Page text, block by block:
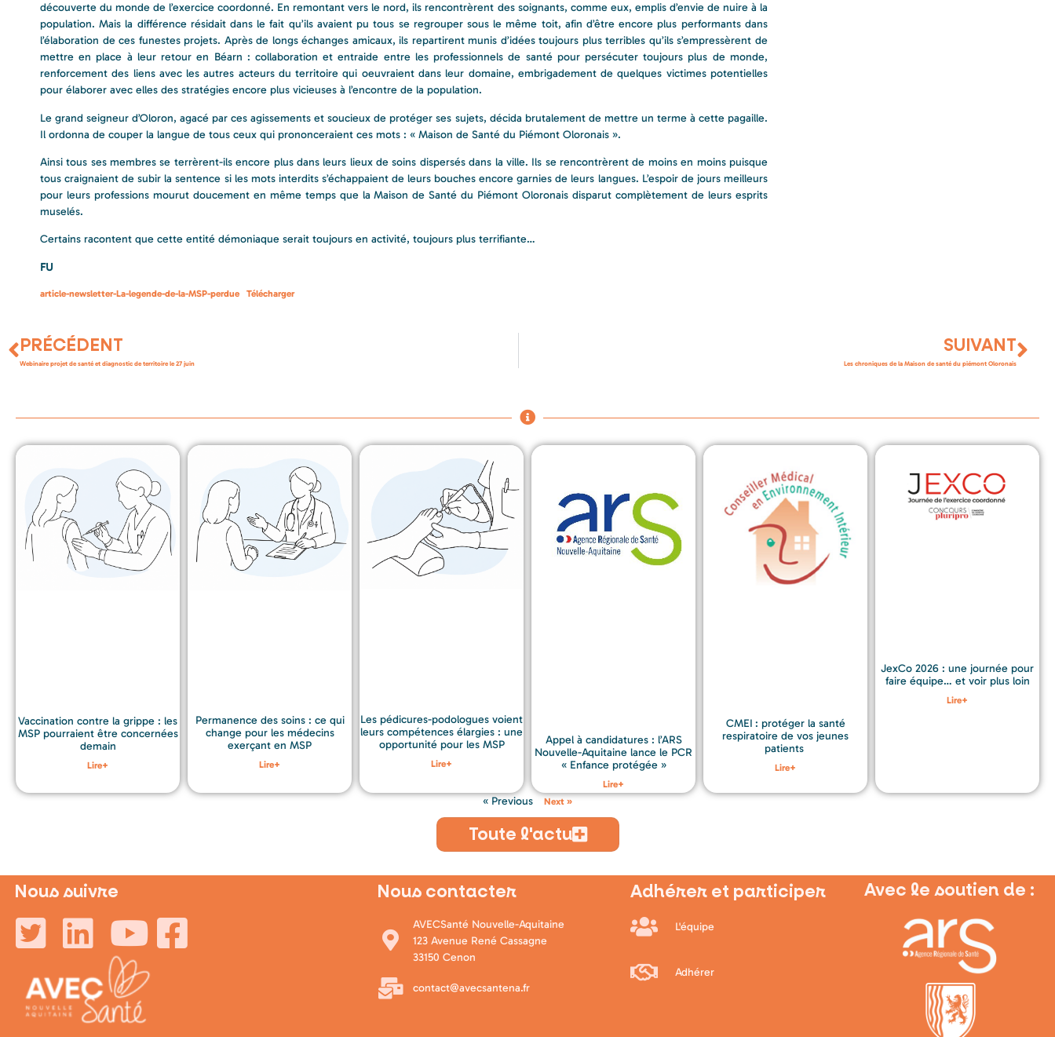
découverte du monde de l’exercice coordonné. En remontant vers le nord, ils rencontrèrent des soignants, comme eux, emplis d’envie de nuire à la
population. Mais la différence résidait dans le fait qu’ils avaient pu tous se regrouper sous le même toit, afin d’être encore plus performants dans
l’élaboration de ces funestes projets. Après de longs échanges amicaux, ils repartirent munis d’idées toujours plus terribles qu’ils s’empressèrent de
mettre en place à leur retour en Béarn : collaboration et entraide entre les professionnels de santé pour persécuter toujours plus de monde,
renforcement des liens avec les autres acteurs du territoire qui oeuvraient dans leur domaine, embrigadement de quelques victimes potentielles
pour élaborer avec elles des stratégies encore plus vicieuses à l’encontre de la population.
Le grand seigneur d’Oloron, agacé par ces agissements et soucieux de protéger ses sujets, décida brutalement de mettre un terme à cette pagaille.
Il ordonna de couper la langue de tous ceux qui prononceraient ces mots : « Maison de Santé du Piémont Oloronais ».
Ainsi tous ses membres se terrèrent-ils encore plus dans leurs lieux de soins dispersés dans la ville. Ils se rencontrèrent de moins en moins puisque
tous craignaient de subir la sentence si les mots interdits s’échappaient de leurs bouches encore garnies de leurs langues. L’espoir de jours meilleurs
pour leurs professions mourut doucement en même temps que la Maison de Santé du Piémont Oloronais disparut complètement de leurs esprits
muselés.
Certains racontent que cette entité démoniaque serait toujours en activité, toujours plus terrifiante…
FU
article-newsletter-La-legende-de-la-MSP-perdue Télécharger
PRÉCÉDENT
Webinaire projet de santé et diagnostic de territoire le 27 juin
SUIVANT
Les chroniques de la Maison de santé du piémont Oloronais
Vaccination contre la grippe : les
MSP pourraient être concernées
demain
Lire+
Permanence des soins : ce qui
change pour les médecins
exerçant en MSP
Lire+
Les pédicures-podologues voient
leurs compétences élargies : une
opportunité pour les MSP
Lire+
Appel à candidatures : l’ARS
Nouvelle-Aquitaine lance le PCR
« Enfance protégée »
Lire+
CMEI : protéger la santé
respiratoire de vos jeunes
patients
Lire+
JexCo 2026 : une journée pour
faire équipe… et voir plus loin
Lire+
« Previous Next »
Toute l'actu
Nous suivre Nous contacter
AVECSanté Nouvelle-Aquitaine
123 Avenue René Cassagne
33150 Cenon
contact@avecsantena.fr
Adhérer et participer
L'équipe
Adhérer
Avec le soutien de :